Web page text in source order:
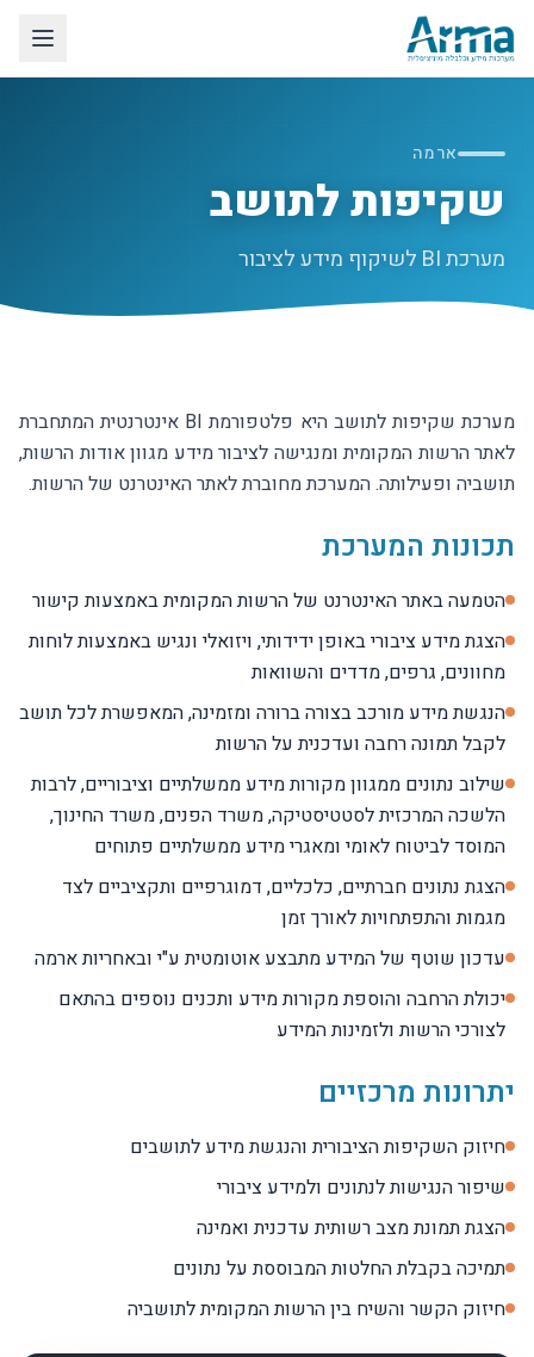
דלג לתוכן הראשי
ארמה
שקיפות לתושב
מערכת BI לשיקוף מידע לציבור
מערכת שקיפות לתושב היא פלטפורמת BI אינטרנטית המתחברת
לאתר הרשות המקומית ומנגישה לציבור מידע מגוון אודות הרשות,
תושביה ופעילותה. המערכת מחוברת לאתר האינטרנט של הרשות.
תכונות המערכת
הטמעה באתר האינטרנט של הרשות המקומית באמצעות קישור
הצגת מידע ציבורי באופן ידידותי, ויזואלי ונגיש באמצעות לוחות
מחוונים, גרפים, מדדים והשוואות
הנגשת מידע מורכב בצורה ברורה ומזמינה, המאפשרת לכל תושב
לקבל תמונה רחבה ועדכנית על הרשות
שילוב נתונים ממגוון מקורות מידע ממשלתיים וציבוריים, לרבות
הלשכה המרכזית לסטטיסטיקה, משרד הפנים, משרד החינוך,
המוסד לביטוח לאומי ומאגרי מידע ממשלתיים פתוחים
הצגת נתונים חברתיים, כלכליים, דמוגרפיים ותקציביים לצד
מגמות והתפתחויות לאורך זמן
עדכון שוטף של המידע מתבצע אוטומטית ע"י ובאחריות ארמה
יכולת הרחבה והוספת מקורות מידע ותכנים נוספים בהתאם
לצורכי הרשות ולזמינות המידע
יתרונות מרכזיים
חיזוק השקיפות הציבורית והנגשת מידע לתושבים
שיפור הנגישות לנתונים ולמידע ציבורי
הצגת תמונת מצב רשותית עדכנית ואמינה
תמיכה בקבלת החלטות המבוססת על נתונים
חיזוק הקשר והשיח בין הרשות המקומית לתושביה